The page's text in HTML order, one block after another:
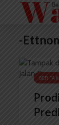
-
BERITA